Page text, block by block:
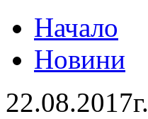
Начало
Новини
22.08.2017г.